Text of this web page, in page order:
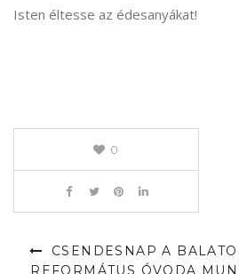
Isten éltesse az édesanyákat!
0
CSENDESNAP A
REFORMÁTUS ÓVODA